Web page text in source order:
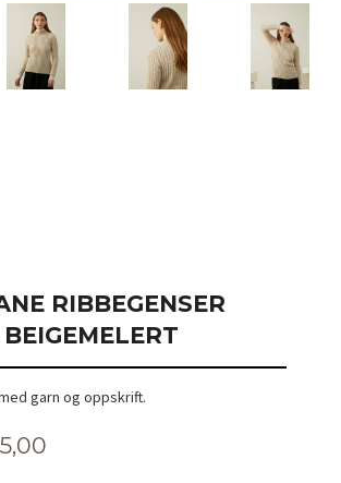
RIBBEGENSER
garn og oppskrift.